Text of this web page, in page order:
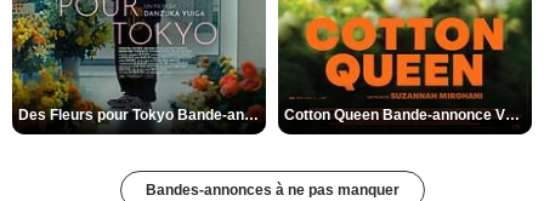
Des Fleurs pour Tokyo Bande-annonce VO STFR Cotton Queen Bande-annonce VO STFR
Bandes-annonces à ne pas manquer